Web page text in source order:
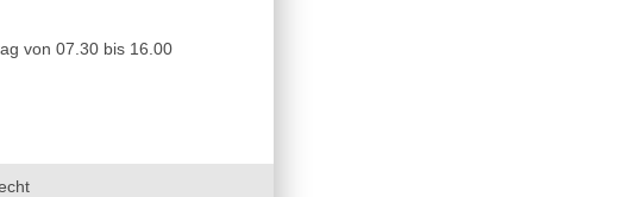
von 07.30 bis 16.00